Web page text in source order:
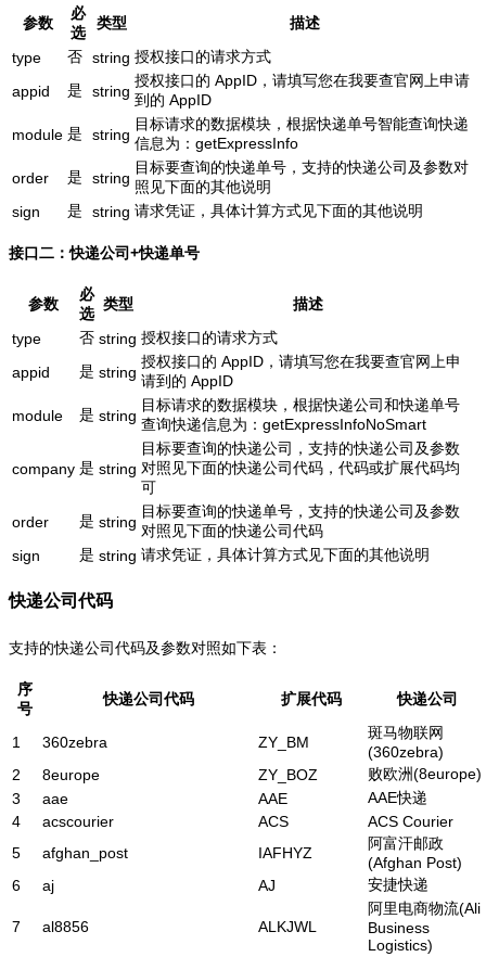
参数
必
选
类型
描述
type
否 string 授权接口的请求方式
appid
是 string
授权接口的 AppID，请填写您在我要查官网上申请
到的 AppID
module 是 string
目标请求的数据模块，根据快递单号智能查询快递
信息为：getExpressInfo
order
是 string
目标要查询的快递单号，支持的快递公司及参数对
照见下面的其他说明
sign
是 string 请求凭证，具体计算方式见下面的其他说明
接口二：快递公司+快递单号
参数
必
选
类型
描述
type
否 string 授权接口的请求方式
appid
是 string
授权接口的 AppID，请填写您在我要查官网上申
请到的 AppID
module
是 string
目标请求的数据模块，根据快递公司和快递单号
查询快递信息为：getExpressInfoNoSmart
company 是 string
目标要查询的快递公司，支持的快递公司及参数
对照见下面的快递公司代码，代码或扩展代码均
可
order
是 string
目标要查询的快递单号，支持的快递公司及参数
对照见下面的快递公司代码
sign
是 string 请求凭证，具体计算方式见下面的其他说明
快递公司代码
支持的快递公司代码及参数对照如下表：
序
号
快递公司代码 扩展代码 快递公司
1 360zebra ZY_BM
斑马物联网
(360zebra)
2
8europe ZY_BOZ
败欧洲(8europe)
3
aae AAE
AAE快递
4
acscourier ACS
ACS Courier
5
afghan_post IAFHYZ
阿富汗邮政
(Afghan Post)
6
aj AJ 安捷快递
7 al8856 ALKJWL
阿里电商物流(Ali
Business
Logistics)